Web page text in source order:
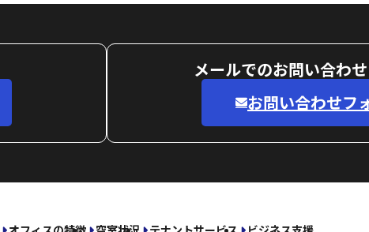
メールでのお問い合わ
お問い合わせフ